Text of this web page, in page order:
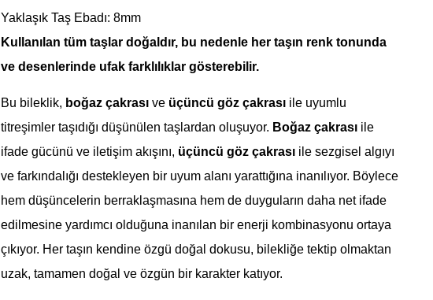
Yaklaşık Taş Ebadı: 8mm
Kullanılan tüm taşlar doğaldır, bu nedenle her taşın renk tonunda
ve desenlerinde ufak farklılıklar gösterebilir.
Bu bileklik, boğaz çakrasıveüçüncü göz çakrasıile uyumlu
titreşimler taşıdığı düşünülen taşlardan oluşuyor. Boğaz çakrasıile
ifade gücünü ve iletişim akışını, üçüncü göz çakrasıile sezgisel algıyı
ve farkındalığı destekleyen bir uyum alanı yarattığına inanılıyor. Böylece
hem düşüncelerin berraklaşmasına hem de duyguların daha net ifade
edilmesine yardımcı olduğuna inanılan bir enerji kombinasyonu ortaya
çıkıyor. Her taşın kendine özgü doğal dokusu, bilekliğe tektip olmaktan
uzak, tamamen doğal ve özgün bir karakter katıyor.